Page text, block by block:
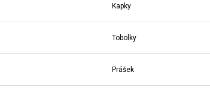
Kapky
Tobolky
Prášek